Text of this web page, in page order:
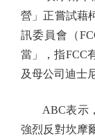
營」正嘗試藉
訊委員會（
當」，指FCC
及母公司迪士
ABC表示，
強烈反對坎摩